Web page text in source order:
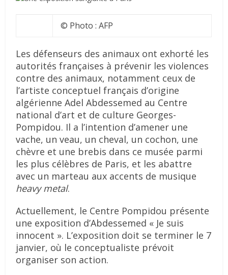
© Photo : AFP
Les défenseurs des animaux ont exhorté les
autorités françaises à prévenir les violences
contre des animaux, notamment ceux de
l’artiste conceptuel français d’origine
algérienne Adel Abdessemed au Centre
national d’art et de culture Georges-
Pompidou. Il a l’intention d’amener une
vache, un veau, un cheval, un cochon, une
chèvre et une brebis dans ce musée parmi
les plus célèbres de Paris, et les abattre
avec un marteau aux accents de musique
heavy metal.
Actuellement, le Centre Pompidou présente
une exposition d’Abdessemed « Je suis
innocent ». L’exposition doit se terminer le 7
janvier, où le conceptualiste prévoit
organiser son action.